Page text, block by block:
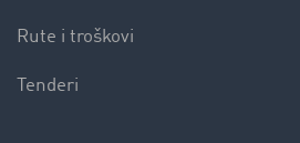
Rute i troškovi
Tenderi